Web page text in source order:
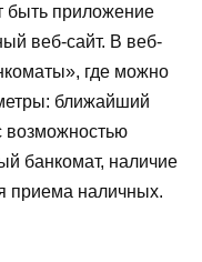
быть приложение
веб-сайт. В веб-
где можно
ближайший
возможностью
банкомат, наличие
приема наличных.